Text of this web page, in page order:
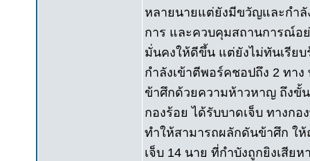
หลายนายแต่ยังมีขวัญและกำลั
การ และควบคุมสถานการณ์อ
มั่นคงให้ดีขึ้น แต่ยังไม่ทันเรีย
กำลังเข้าตีพอร์คชอปถึง 2 ท
ข้าศึกด้วยความห้าวหาญ ถึงขั้
กองร้อย ได้รับบาดเจ็บ ทางก
ทำให้สามารถผลักดันข้าศึก ให้
เจ็บ 14 นาย ที่กำบังถูกยิงเสีย